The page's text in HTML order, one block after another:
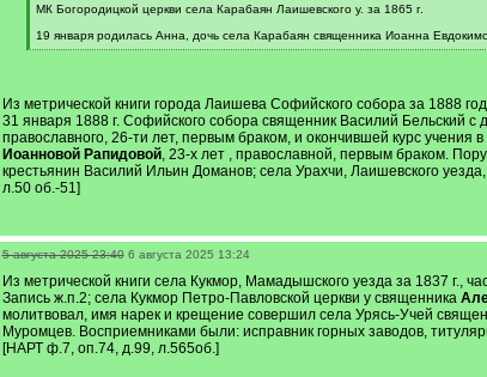
[
]
МК Богородицкой церкви села Карабаян Лаишевского у. за 1865 г.
19 января родилась Анна, дочь села Карабаян священника Иоанна
[
Из метрической книги города Лаишева Софийского собора за 1888
31 января 1888 г. Софийского собора священник Василий Бельский
православного, 26-ти лет, первым браком, и окончившей курс
Иоанновой Рапидовой, 23-х лет , православной, первым браком.
крестьянин Василий Ильин Доманов; села Урахчи, Лаишевского
л.50 об.-51]
5 августа 2025 23:40 6 августа 2025 13:24
Из метрической книги села Кукмор, Мамадышского уезда за 1837 г.,
Запись ж.п.2; села Кукмор Петро-Павловской церкви у священника
молитвовал, имя нарек и крещение совершил села Урясь-Учей
Муромцев. Восприемниками были: исправник горных заводов,
[НАРТ ф.7, оп.74, д.99, л.565об.]